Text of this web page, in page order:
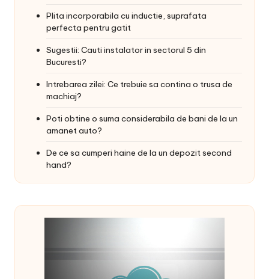
Plita incorporabila cu inductie, suprafata
perfecta pentru gatit
Sugestii: Cauti instalator in sectorul 5 din
Bucuresti?
Intrebarea zilei: Ce trebuie sa contina o trusa de
machiaj?
Poti obtine o suma considerabila de bani de la un
amanet auto?
De ce sa cumperi haine de la un depozit second
hand?